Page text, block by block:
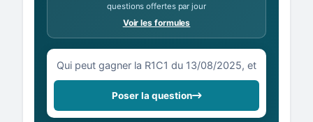
questions offertes par jour
Voir les formules
Votre question sur la R1C1 du 13/08/2025
Poser la question